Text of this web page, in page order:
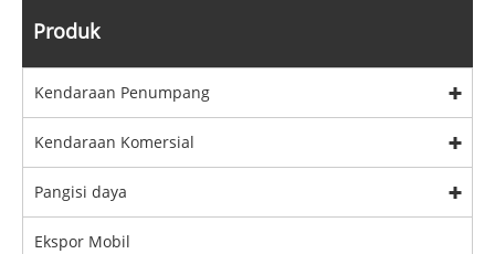
Produk
Kendaraan Penumpang
Kendaraan Komersial
Pangisi daya
Ekspor Mobil